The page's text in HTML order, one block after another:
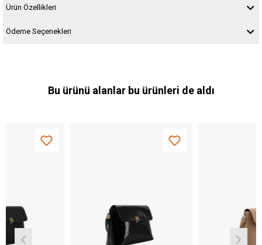
Ürün Özellikleri
Ödeme Seçenekleri
Bu ürünü alanlar bu ürünleri de aldı